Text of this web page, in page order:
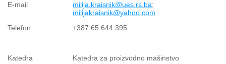
E-mail milija.kraisnik@ues.rs.ba;
milijakraisnik@yahoo.com
Telefon
+387 65 644 395
Katedra
Katedra za proizvodno mašinstvo